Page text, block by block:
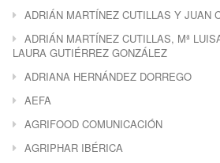
ADRIÁN MARTÍNEZ CUTILLAS Y JUAN
ADRIÁN MARTÍNEZ CUTILLAS, Mª
LAURA GUTIÉRREZ GONZÁLEZ
ADRIANA HERNÁNDEZ DORREGO
AEFA
AGRIFOOD COMUNICACIÓN
AGRIPHAR IBÉRICA